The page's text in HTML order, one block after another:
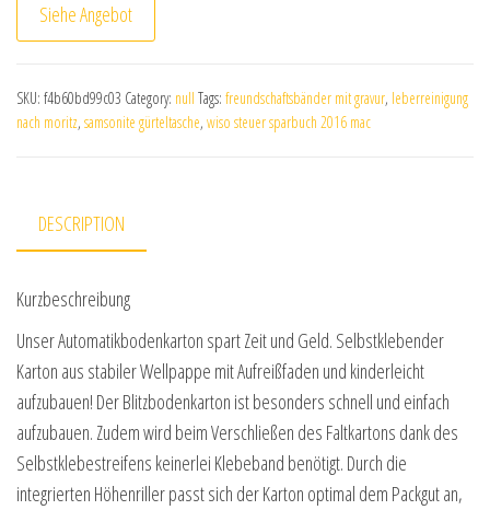
Siehe Angebot
SKU: f4b60bd99c03 Category: null Tags: freundschaftsbänder mit gravur, leberreinigung
nach moritz, samsonite gürteltasche, wiso steuer sparbuch 2016 mac
DESCRIPTION
Kurzbeschreibung
Unser Automatikbodenkarton spart Zeit und Geld. Selbstklebender
Karton aus stabiler Wellpappe mit Aufreißfaden und kinderleicht
aufzubauen! Der Blitzbodenkarton ist besonders schnell und einfach
aufzubauen. Zudem wird beim Verschließen des Faltkartons dank des
Selbstklebestreifens keinerlei Klebeband benötigt. Durch die
integrierten Höhenriller passt sich der Karton optimal dem Packgut an,